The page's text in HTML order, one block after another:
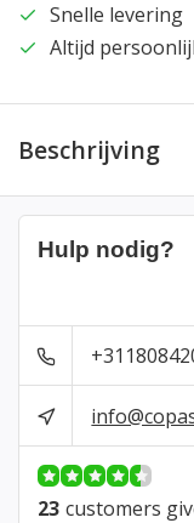
Snelle levering
Altijd
Beschrijving
Hulp nodig?
23 customers